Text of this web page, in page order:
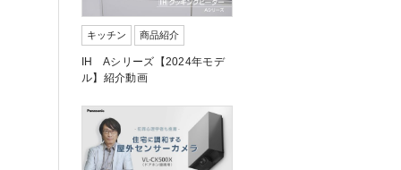
キッチン 商品紹介
IH Aシリーズ【2024年モデ
ル】紹介動画